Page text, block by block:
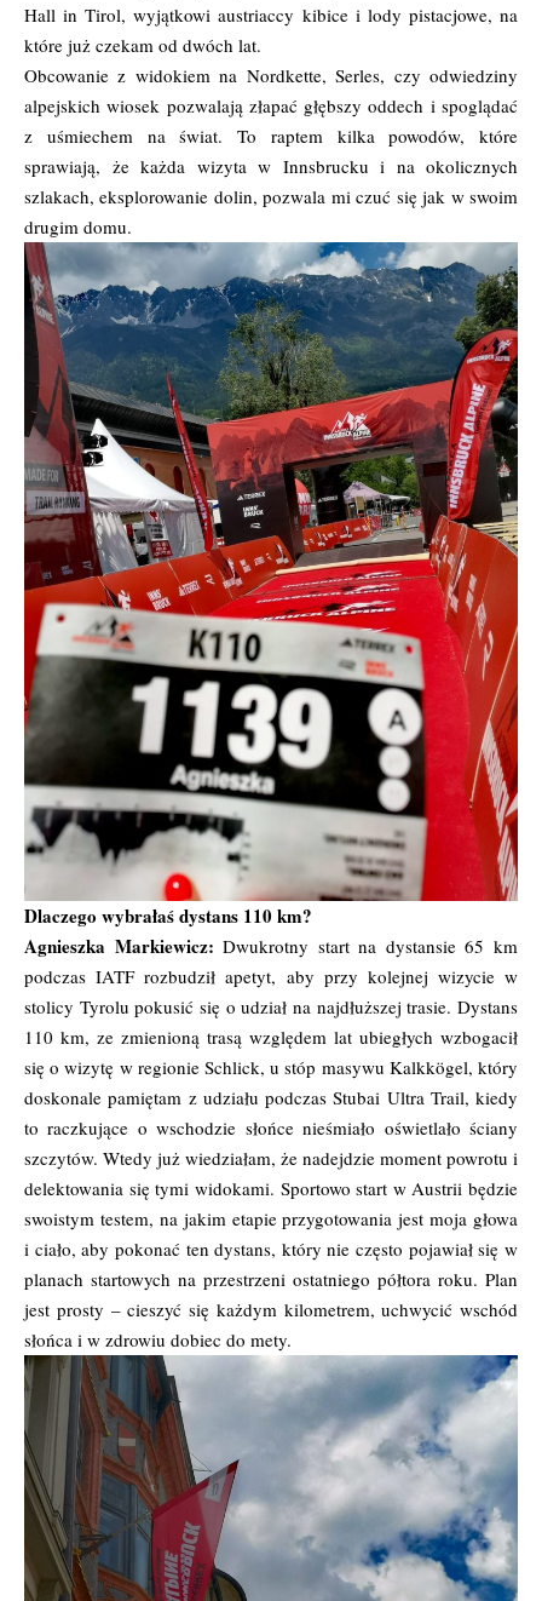
Hall in Tirol, wyjątkowi austriaccy kibice i lody pistacjowe, na
które już czekam od dwóch lat.
Obcowanie z widokiem na Nordkette, Serles, czy odwiedziny
alpejskich wiosek pozwalają złapać głębszy oddech i spoglądać
z uśmiechem na świat. To raptem kilka powodów, które
sprawiają, że każda wizyta w Innsbrucku i na okolicznych
szlakach, eksplorowanie dolin, pozwala mi czuć się jak w swoim
drugim domu.
Dlaczego wybrałaś dystans 110 km?
Agnieszka Markiewicz: Dwukrotny start na dystansie 65 km
podczas IATF rozbudził apetyt, aby przy kolejnej wizycie w
stolicy Tyrolu pokusić się o udział na najdłuższej trasie. Dystans
110 km, ze zmienioną trasą względem lat ubiegłych wzbogacił
się o wizytę w regionie Schlick, u stóp masywu Kalkkögel, który
doskonale pamiętam z udziału podczas Stubai Ultra Trail, kiedy
to raczkujące o wschodzie słońce nieśmiało oświetlało ściany
szczytów. Wtedy już wiedziałam, że nadejdzie moment powrotu i
delektowania się tymi widokami. Sportowo start w Austrii będzie
swoistym testem, na jakim etapie przygotowania jest moja głowa
i ciało, aby pokonać ten dystans, który nie często pojawiał się w
planach startowych na przestrzeni ostatniego półtora roku. Plan
jest prosty – cieszyć się każdym kilometrem, uchwycić wschód
słońca i w zdrowiu dobiec do mety.